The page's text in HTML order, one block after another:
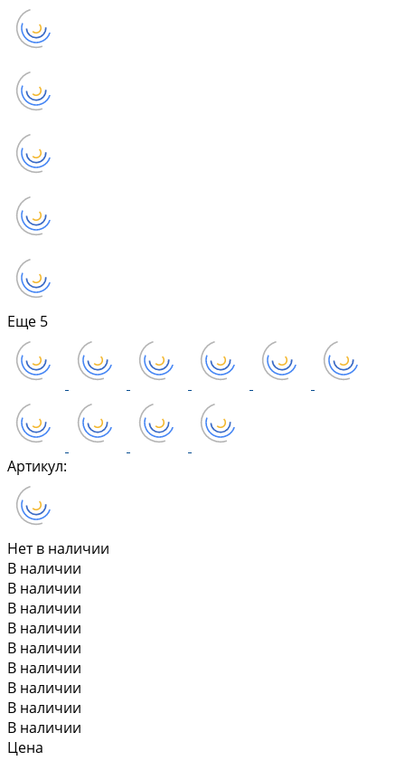
Еще 5
Артикул:
Нет в наличии
В наличии
В наличии
В наличии
В наличии
В наличии
В наличии
В наличии
В наличии
В наличии
Цена